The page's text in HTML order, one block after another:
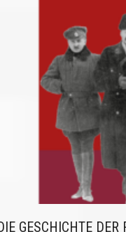
GESCHICHTE DER